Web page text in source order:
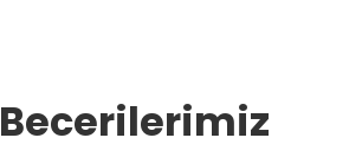
Becerilerimiz